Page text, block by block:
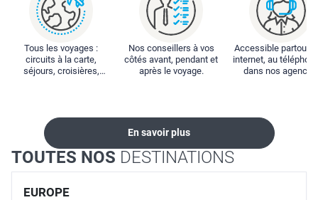
Tous les voyages :
circuits à la carte,
séjours, croisières,
Nos conseillers à vos
côtés avant, pendant et
après le voyage.
Accessible partout :
internet, au
dans nos
En savoir plus
TOUTES NOS DESTINATIONS
EUROPE